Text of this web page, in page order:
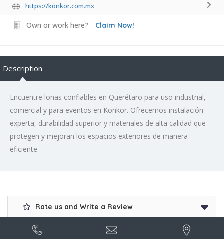
https://konkor.com.mx
Own or work here? Claim Now!
Description
Encuentre lonas confiables en Querétaro para uso industrial,
comercial y para eventos en Konkor. Ofrecemos instalación
experta, durabilidad superior y materiales de alta calidad que
protegen y mejoran los espacios exteriores de manera
eficiente.
Rate us and Write a Review